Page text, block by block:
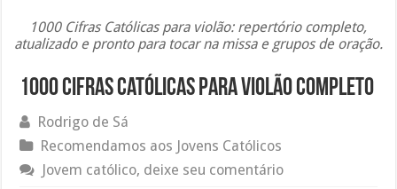
1000 Cifras Católicas para violão: repertório completo,
atualizado e pronto para tocar na missa e grupos de oração.
1000 Cifras Católicas para violão completo
Rodrigo de Sá
Recomendamos aos Jovens Católicos
Jovem católico, deixe seu comentário